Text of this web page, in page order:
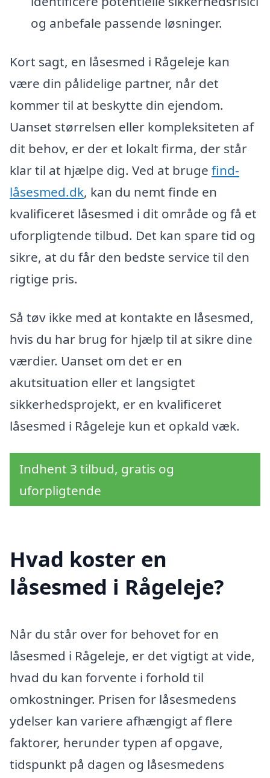
og anbefale passende løsninger.
Kort sagt, en låsesmed i Rågeleje kan
være din pålidelige partner, når det
kommer til at beskytte din ejendom.
Uanset størrelsen eller kompleksiteten af
dit behov, er der et lokalt firma, der står
klar til at hjælpe dig. Ved at bruge find-
låsesmed.dk, kan du nemt finde en
kvalificeret låsesmed i dit område og få et
uforpligtende tilbud. Det kan spare tid og
sikre, at du får den bedste service til den
rigtige pris.
Så tøv ikke med at kontakte en låsesmed,
hvis du har brug for hjælp til at sikre dine
værdier. Uanset om det er en
akutsituation eller et langsigtet
sikkerhedsprojekt, er en kvalificeret
låsesmed i Rågeleje kun et opkald væk.
Indhent 3 tilbud, gratis og
uforpligtende
Hvad koster en
låsesmed i Rågeleje?
Når du står over for behovet for en
låsesmed i Rågeleje, er det vigtigt at vide,
hvad du kan forvente i forhold til
omkostninger. Prisen for låsesmedens
ydelser kan variere afhængigt af flere
faktorer, herunder typen af opgave,
tidspunkt på dagen og låsesmedens